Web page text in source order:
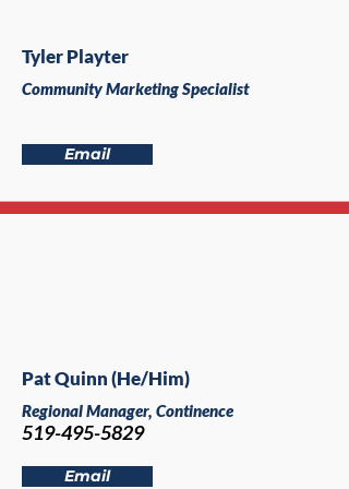
Tyler Playter
Community Marketing Specialist
Email
Pat Quinn (He/Him)
Regional Manager, Continence
519-495-5829
Email